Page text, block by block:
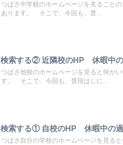
つばさ中学校のホームページを見ること
あります。 そこで、今回も、普...
検索する② 近隣校のHP 休暇中の
つばさ他校のホームページを見ると何が
す。 そこで、今回も、普段はしに...
検索する① 自校のHP 休暇中の過
つばさ自分の学校のホームページを見る